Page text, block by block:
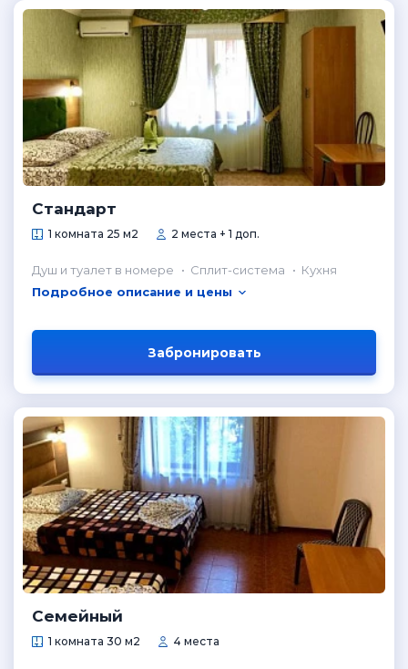
Стандарт
1 комната 25 м2 2 места + 1 доп.
Душ и туалет в номере Сплит-система
Кухня
Подробное описание и цены
Забронировать
Семейный
1 комната 30 м2 4 места